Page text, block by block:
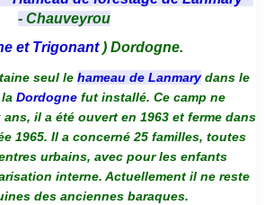
- Chauveyrou
et Trigonant) Dordogne.
seul le hameau de Lanmarydans le
Dordogne fut installé. Ce camp ne
il a été ouvert en 1963 et ferme dans
1965. Il a concerné 25 familles, toutes
urbains, avec pour les enfants
interne. Actuellement il ne reste
des anciennes baraques.